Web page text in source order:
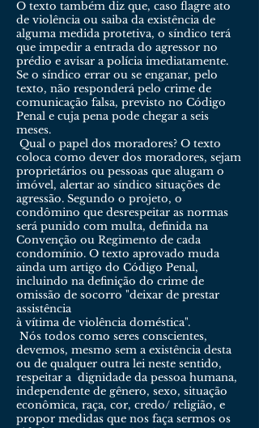
O texto também diz que, caso flagre ato
de violência ou saiba da existência de
alguma medida protetiva, o síndico terá
que impedir a entrada do agressor no
prédio e avisar a polícia imediatamente.
Se o síndico errar ou se enganar, pelo
texto, não responderá pelo crime de
comunicação falsa, previsto no Código
Penal e cuja pena pode chegar a seis
meses.
Qual o papel dos moradores? O texto
coloca como dever dos moradores, sejam
proprietários ou pessoas que alugam o
imóvel, alertar ao síndico situações de
agressão. Segundo o projeto, o
condômino que desrespeitar as normas
será punido com multa, definida na
Convenção ou Regimento de cada
condomínio. O texto aprovado muda
ainda um artigo do Código Penal,
incluindo na definição do crime de
omissão de socorro "deixar de prestar
assistência
à vítima de violência doméstica".
Nós todos como seres conscientes,
devemos, mesmo sem a existência desta
ou de qualquer outra lei neste sentido,
respeitar a dignidade da pessoa humana,
independente de gênero, sexo, situação
econômica, raça, cor, credo/ religião, e
propor medidas que nos faça sermos os